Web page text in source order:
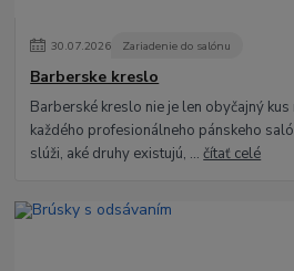
30.07.2026 Zariadenie do salónu
Barberske kreslo
Barberské kreslo nie je len obyčajný
každého profesionálneho pánskeho
slúži, aké druhy existujú, ...čítať celé